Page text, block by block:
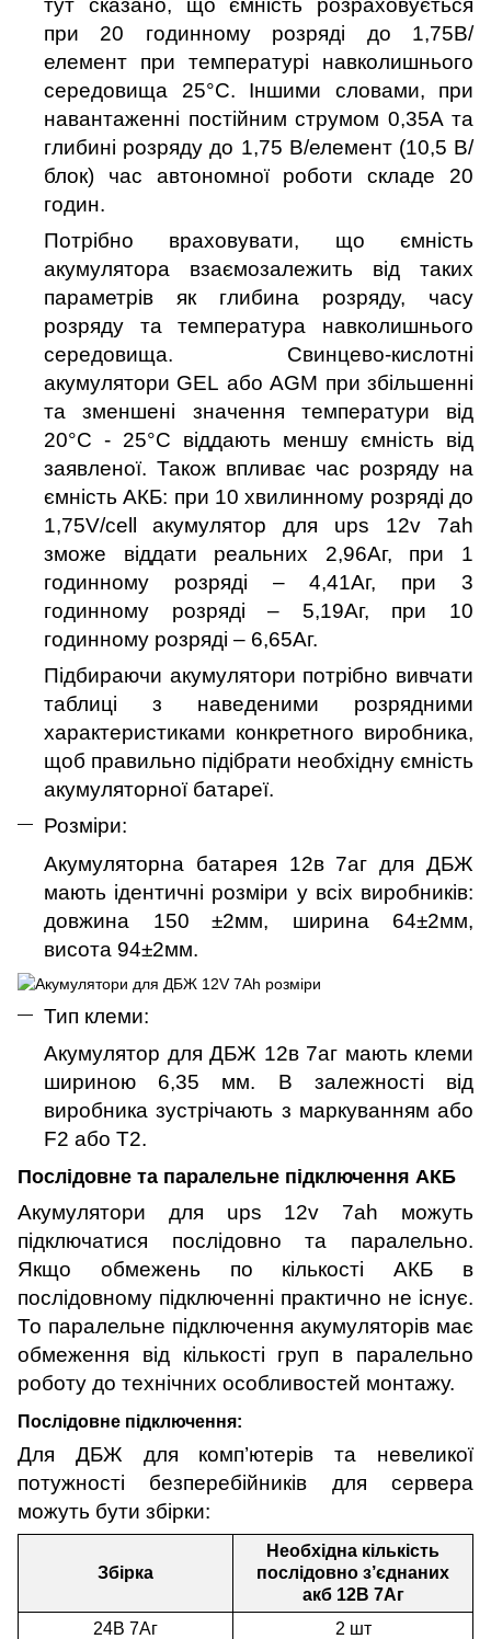
тут сказано, що ємність розраховується
при 20 годинному розряді до 1,75В/
елемент при температурі навколишнього
середовища 25°C. Іншими словами, при
навантаженні постійним струмом 0,35А та
глибині розряду до 1,75 В/елемент (10,5 В/
блок) час автономної роботи складе 20
годин.
Потрібно враховувати, що ємність
акумулятора взаємозалежить від таких
параметрів як глибина розряду, часу
розряду та температура навколишнього
середовища. Свинцево-кислотні
акумулятори GEL абоAGM при збільшенні
та зменшені значення температури від
20°C - 25°C віддають меншу ємність від
заявленої. Також впливає час розряду на
ємність АКБ: при 10 хвилинному розряді до
1,75V/cell
акумулятор для ups 12v 7ah
зможе віддати реальних 2,96Аг, при 1
годинному розряді – 4,41Аг, при 3
годинному розряді – 5,19Аг, при 10
годинному розряді – 6,65Аг.
Підбираючи акумулятори потрібно вивчати
таблиці з наведеними розрядними
характеристиками конкретного виробника,
щоб правильно підібрати необхідну ємність
акумуляторної батареї.
Розміри:
Акумуляторна батарея 12в 7аг для ДБЖ
мають ідентичні розміри у всіх виробників:
довжина 150
±2мм, ширина 64±2мм,
висота 94±2мм.
Тип клеми:
Акумулятор для ДБЖ 12в 7аг мають клеми
шириною 6,35 мм. В залежності від
виробника зустрічають з маркуванням або
F2 або T2.
Послідовне та паралельне підключення АКБ
Акумулятори для ups 12v 7ah можуть
підключатися послідовно та паралельно.
Якщо обмежень по кількості АКБ в
послідовному підключенні практично не існує.
То паралельне підключення акумуляторів має
обмеження від кількості груп в паралельно
роботу до технічних особливостей монтажу.
Послідовне підключення:
Для ДБЖ для комп’ютерів та невеликої
потужності безперебійників для сервера
можуть бути збірки:
Збірка
Необхідна кількість
послідовно з’єднаних
акб 12В 7Аг
24В 7Аг
2 шт